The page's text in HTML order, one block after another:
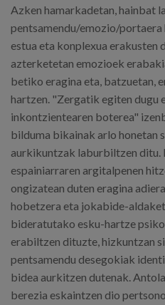
Azken hamarkadetan, hainbat
pentsamendu/emozio/
estua eta konplexua erakusten
azterketetan emozioek
betiko eragina eta, batzuetan,
hartzen. "Zergatik egiten dugu
inkontzientearen boterea"
bilduma bikainak arlo honetan
aurkikuntzak laburbiltzen ditu.
espainiarraren argitalpenen
ongizatean duten eragina
hobetzera eta jokabide-
bideratutako esku-hartze
erabiltzen dituzte, hizkuntzan
pentsamendu desegokiak
bidea aurkitzen dutenak.
berezia eskaintzen dio